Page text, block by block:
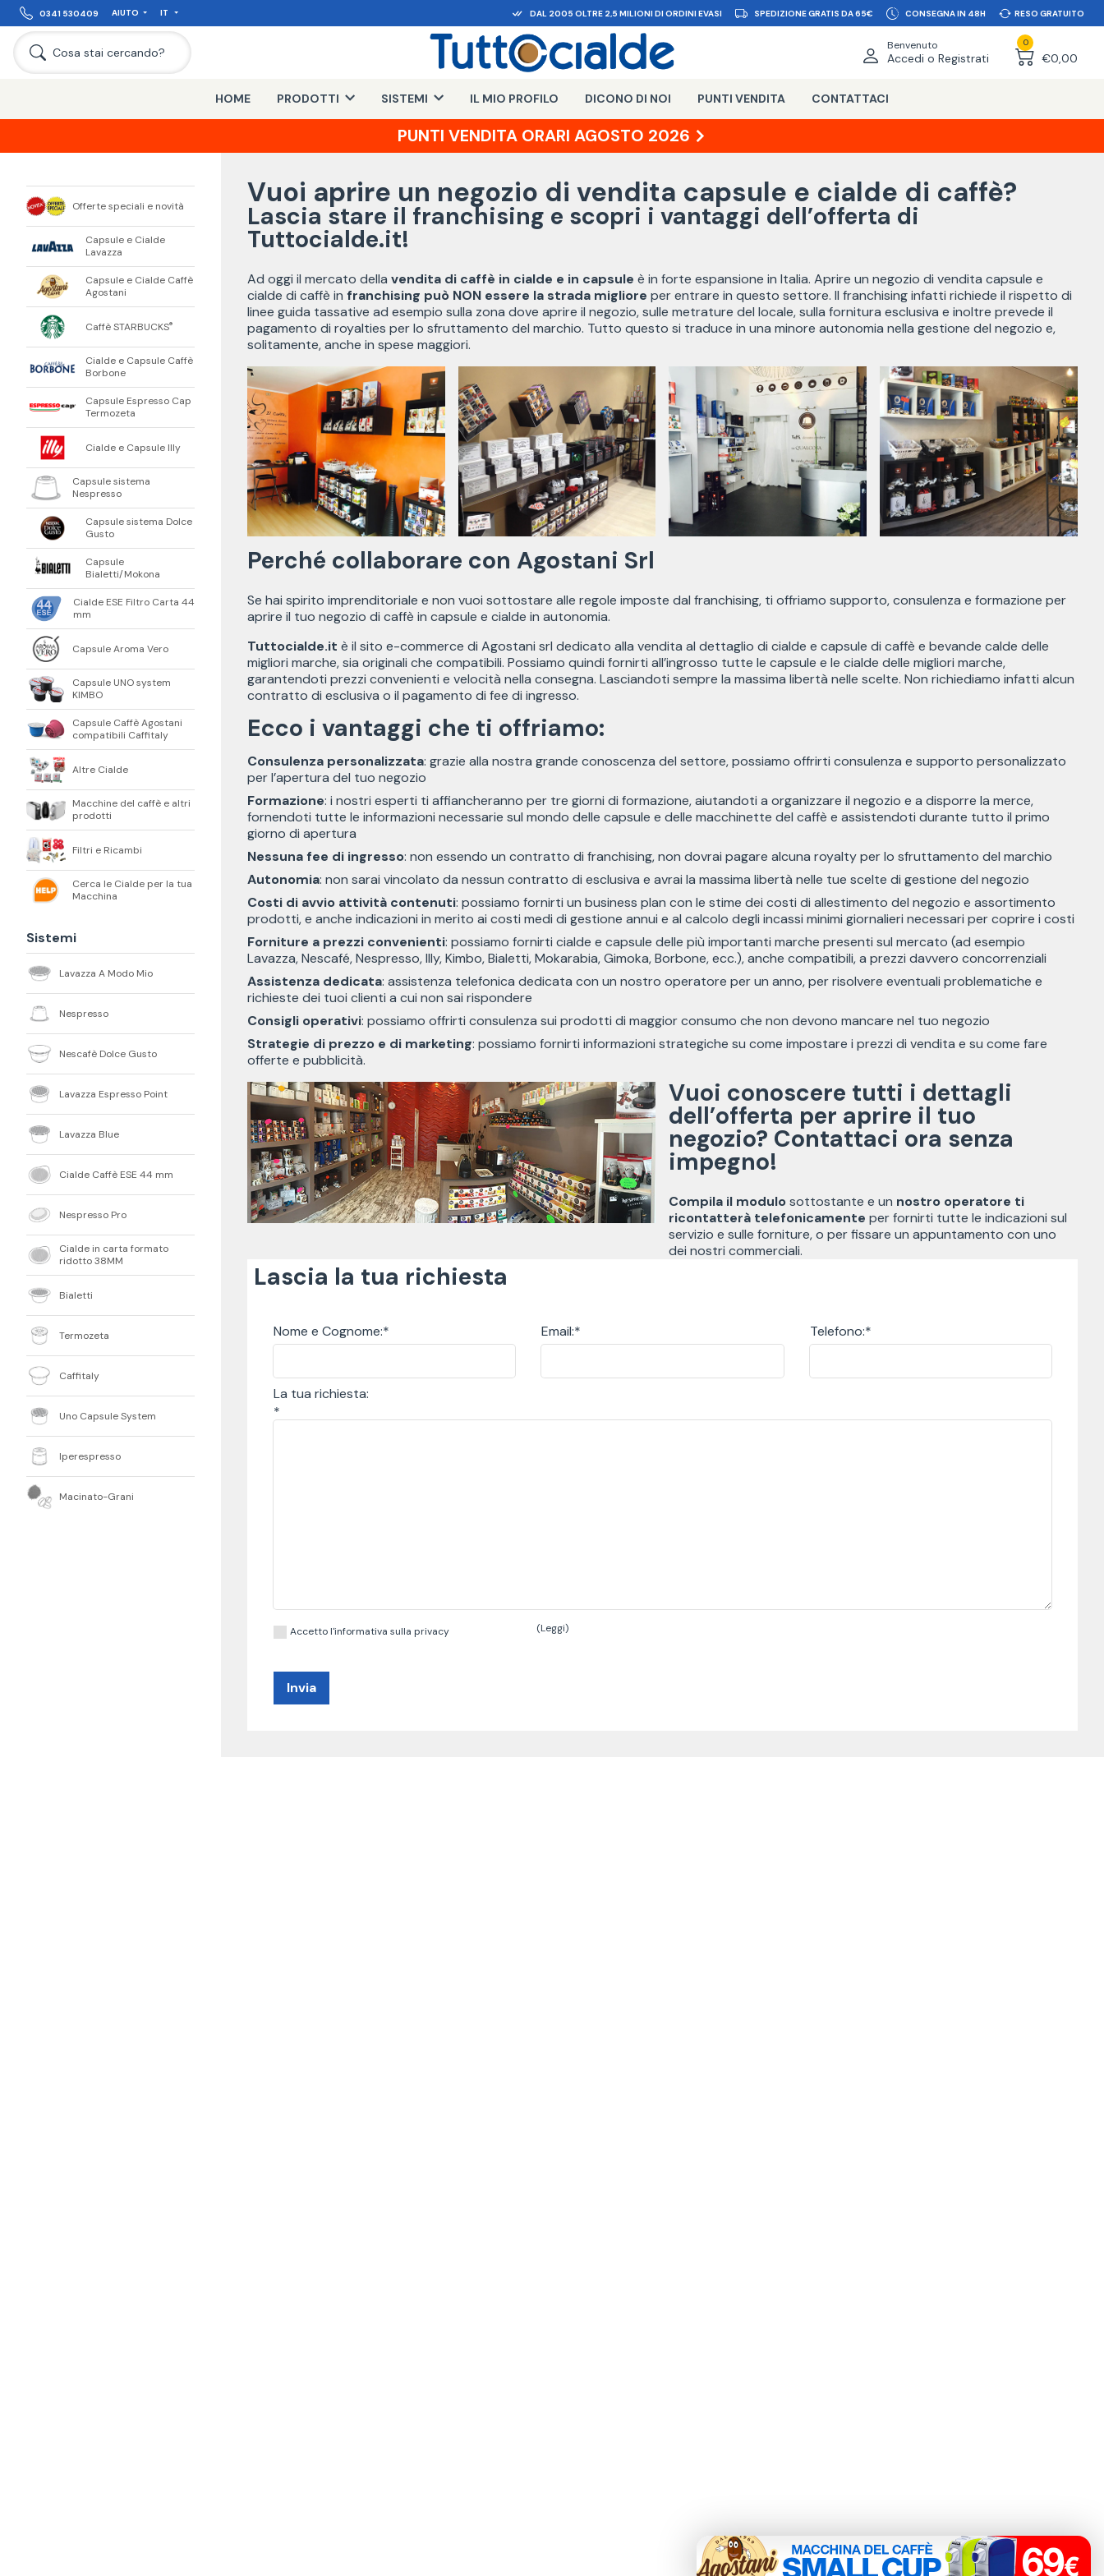
0341 530409 AIUTO IT DAL 2005 OLTRE 2,5 MILIONI DI ORDINI EVASI SPEDIZIONE GRATIS DA 65€ CONSEGNA IN 48H RESO GRATUITO
Benvenuto
Accedi o Registrati
0
€0,00
Cosa stai cercando?
HOME PRODOTTI SISTEMI IL MIO PROFILO DICONO DI NOI PUNTI VENDITA CONTATTACI
PUNTI VENDITA ORARI AGOSTO 2026
Offerte speciali e novità
Capsule e Cialde
Lavazza
Capsule e Cialde Caffè
Agostani
Caffè STARBUCKS®
Cialde e Capsule Caffè
Borbone
Capsule Espresso Cap
Termozeta
Cialde e Capsule Illy
Capsule sistema
Nespresso
Capsule sistema Dolce
Gusto
Capsule
Bialetti/Mokona
Cialde ESE Filtro Carta 44
mm
Capsule Aroma Vero
Capsule UNO system
KIMBO
Capsule Caffè Agostani
compatibili Caffitaly
Altre Cialde
Macchine del caffè e altri
prodotti
Filtri e Ricambi
Cerca le Cialde per la tua
Macchina
Sistemi
Lavazza A Modo Mio
Nespresso
Nescafè Dolce Gusto
Lavazza Espresso Point
Lavazza Blue
Cialde Caffè ESE 44 mm
Nespresso Pro
Cialde in carta formato
ridotto 38MM
Bialetti
Termozeta
Caffitaly
Uno Capsule System
Iperespresso
Macinato-Grani
Vuoi aprire un negozio di vendita capsule e cialde di caffè?
Lascia stare il franchising e scopri i vantaggi dell’offerta di
Tuttocialde.it!
Ad oggi il mercato della vendita di caffè in cialde e in capsule è in forte espansione in Italia. Aprire un negozio di vendita capsule e
cialde di caffè in franchising può NON essere la strada migliore per entrare in questo settore. Il franchising infatti richiede il rispetto di
linee guida tassative ad esempio sulla zona dove aprire il negozio, sulle metrature del locale, sulla fornitura esclusiva e inoltre prevede il
pagamento di royalties per lo sfruttamento del marchio. Tutto questo si traduce in una minore autonomia nella gestione del negozio e,
solitamente, anche in spese maggiori.
Perché collaborare con Agostani Srl
Se hai spirito imprenditoriale e non vuoi sottostare alle regole imposte dal franchising, ti offriamo supporto, consulenza e formazione per
aprire il tuo negozio di caffè in capsule e cialde in autonomia.
Tuttocialde.it è il sito e-commerce di Agostani srl dedicato alla vendita al dettaglio di cialde e capsule di caffè e bevande calde delle
migliori marche, sia originali che compatibili. Possiamo quindi fornirti all’ingrosso tutte le capsule e le cialde delle migliori marche,
garantendoti prezzi convenienti e velocità nella consegna. Lasciandoti sempre la massima libertà nelle scelte. Non richiediamo infatti alcun
contratto di esclusiva o il pagamento di fee di ingresso.
Ecco i vantaggi che ti offriamo:
Consulenza personalizzata: grazie alla nostra grande conoscenza del settore, possiamo offrirti consulenza e supporto personalizzato
per l’apertura del tuo negozio
Formazione: i nostri esperti ti affiancheranno per tre giorni di formazione, aiutandoti a organizzare il negozio e a disporre la merce,
fornendoti tutte le informazioni necessarie sul mondo delle capsule e delle macchinette del caffè e assistendoti durante tutto il primo
giorno di apertura
Nessuna fee di ingresso: non essendo un contratto di franchising, non dovrai pagare alcuna royalty per lo sfruttamento del marchio
Autonomia: non sarai vincolato da nessun contratto di esclusiva e avrai la massima libertà nelle tue scelte di gestione del negozio
Costi di avvio attività contenuti: possiamo fornirti un business plan con le stime dei costi di allestimento del negozio e assortimento
prodotti, e anche indicazioni in merito ai costi medi di gestione annui e al calcolo degli incassi minimi giornalieri necessari per coprire i costi
Forniture a prezzi convenienti: possiamo fornirti cialde e capsule delle più importanti marche presenti sul mercato (ad esempio
Lavazza, Nescafé, Nespresso, Illy, Kimbo, Bialetti, Mokarabia, Gimoka, Borbone, ecc.), anche compatibili, a prezzi davvero concorrenziali
Assistenza dedicata: assistenza telefonica dedicata con un nostro operatore per un anno, per risolvere eventuali problematiche e
richieste dei tuoi clienti a cui non sai rispondere
Consigli operativi: possiamo offrirti consulenza sui prodotti di maggior consumo che non devono mancare nel tuo negozio
Strategie di prezzo e di marketing: possiamo fornirti informazioni strategiche su come impostare i prezzi di vendita e su come fare
offerte e pubblicità.
Vuoi conoscere tutti i dettagli
dell’offerta per aprire il tuo
negozio? Contattaci ora senza
impegno!
Compila il modulosottostante e un nostro operatore ti
ricontatterà telefonicamente per fornirti tutte le indicazioni sul
servizio e sulle forniture, o per fissare un appuntamento con uno
dei nostri commerciali.
Lascia la tua richiesta
Nome e Cognome:* Email:* Telefono:*
La tua richiesta:
*
Accetto l'informativa sulla privacy (Leggi)
Invia